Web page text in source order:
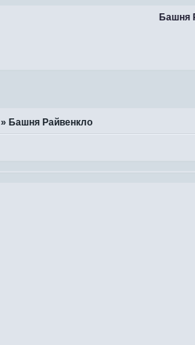
Башня
»Башня Райвенкло